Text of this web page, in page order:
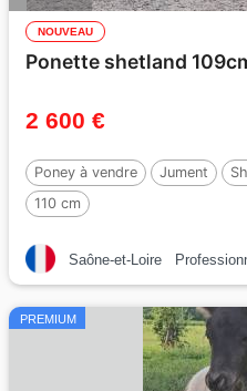
NOUVEAU
Ponette shetland
2 600 €
Poney à vendre Jument
110 cm
Saône-et-Loire
PREMIUM